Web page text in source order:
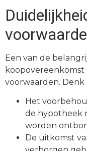
Een van de
voorwaarden. Denk
Het
de hypotheek
worden
De uitkomst